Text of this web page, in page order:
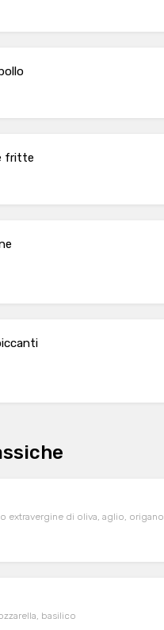
fritte
extravergine di oliva, aglio, origano
basilico